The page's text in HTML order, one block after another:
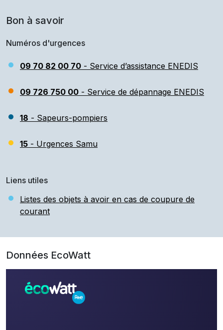
Bon à savoir
Numéros d'urgences
09 70 82 00 70 - Service d’assistance ENEDIS
09 726 750 00 - Service de dépannage ENEDIS
18 - Sapeurs-pompiers
15 - Urgences Samu
Liens utiles
Listes des objets à avoir en cas de coupure de
courant
Données EcoWatt